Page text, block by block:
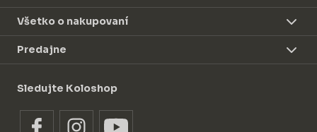
Všetko o nakupovaní
Predajne
Sledujte Koloshop